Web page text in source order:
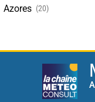
Azores (20)